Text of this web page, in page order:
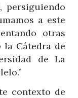
persiguiendo
a este
otras
Cátedra de
de La
contexto de